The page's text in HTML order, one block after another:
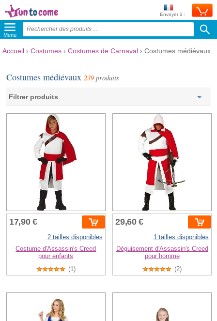
Envoyer à :
Menu
Accueil › Costumes › Costumes de Carnaval › Costumes médiévaux
Costumes médiévaux239produits
Filtrer produits
17,90 €
2 tailles disponibles
Costume d'Assassin's Creed
pour enfants
(1)
29,60 €
1 tailles disponibles
Déguisement d'Assassin's Creed
pour homme
(2)